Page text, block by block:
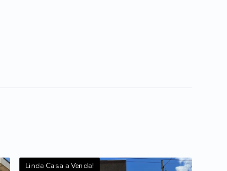
Linda Casa a Venda!